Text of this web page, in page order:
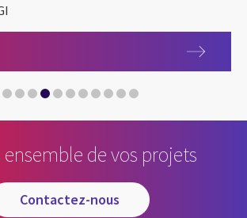
Chardard
Fritsch
Gaugain
Lanza
Latchoumanaya
Maras
SingerValentim
Vautier
Zenati
ensemble de vos projets
contactez-nous